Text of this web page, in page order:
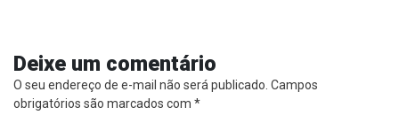
Deixe um comentário
O seu endereço de e-mail não será publicado. Campos
obrigatórios são marcados com *